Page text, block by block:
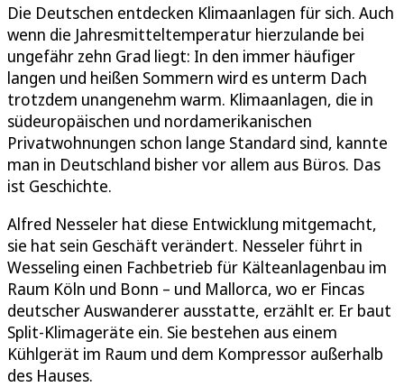
Die Deutschen entdecken Klimaanlagen für sich. Auch
wenn die Jahresmitteltemperatur hierzulande bei
ungefähr zehn Grad liegt: In den immer häufiger
langen und heißen Sommern wird es unterm Dach
trotzdem unangenehm warm. Klimaanlagen, die in
südeuropäischen und nordamerikanischen
Privatwohnungen schon lange Standard sind, kannte
man in Deutschland bisher vor allem aus Büros. Das
ist Geschichte.
Alfred Nesseler hat diese Entwicklung mitgemacht,
sie hat sein Geschäft verändert. Nesseler führt in
Wesseling einen Fachbetrieb für Kälteanlagenbau im
Raum Köln und Bonn – und Mallorca, wo er Fincas
deutscher Auswanderer ausstatte, erzählt er. Er baut
Split-Klimageräte ein. Sie bestehen aus einem
Kühlgerät im Raum und dem Kompressor außerhalb
des Hauses.